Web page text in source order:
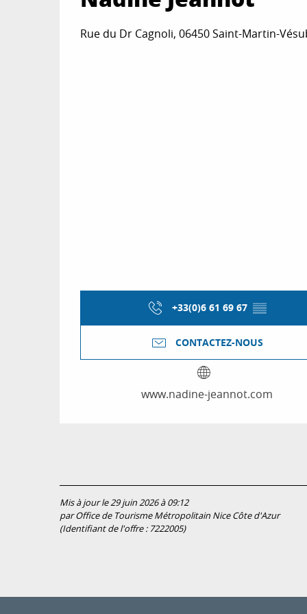
Rue du Dr Cagnoli, 06450 Saint-Martin-
+33(0)6 61 69 67 ▒▒
CONTACTEZ-NOUS
www.nadine-jeannot.com
Mis à jour le 29 juin 2026 à 09:12
par Office de Tourisme Métropolitain Nice Côte d'Azur
(Identifiant de l'offre : 7222005)